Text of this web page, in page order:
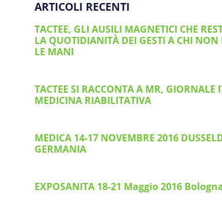
ARTICOLI RECENTI
TACTEE, GLI AUSILI MAGNETICI CHE
LA QUOTIDIANITÀ DEI GESTI A CHI NON
LE MANI
TACTEE SI RACCONTA A MR, GIORNALE
MEDICINA RIABILITATIVA
MEDICA 14-17 NOVEMBRE 2016
GERMANIA
EXPOSANITA 18-21 Maggio 2016